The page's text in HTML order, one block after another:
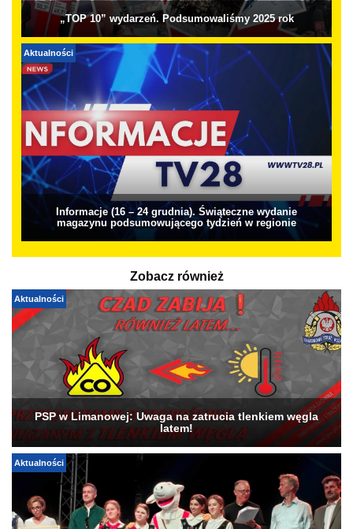
„TOP 10” wydarzeń. Podsumowaliśmy 2025 rok
Aktualności
Informacje (16 – 24 grudnia). Świąteczne wydanie
magazynu podsumowującego tydzień w regionie
Zobacz również
Aktualności
PSP w Limanowej: Uwaga na zatrucia tlenkiem węgla
latem!
Aktualności